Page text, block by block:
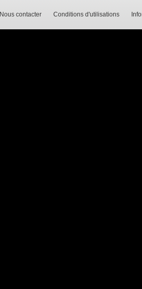
Nous contacter Conditions d'utilisations